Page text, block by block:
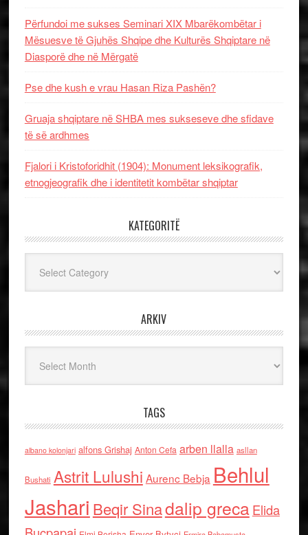
Përfundoi me sukses Seminari XIX Mbarëkombëtar i
Mësuesve të Gjuhës Shqipe dhe Kulturës Shqiptare në
Diasporë dhe në Mërgatë
Pse dhe kush e vrau Hasan Riza Pashën?
Gruaja shqiptare në SHBA mes sukseseve dhe sfidave
të së ardhmes
Fjalori i Kristoforidhit (1904): Monument leksikografik,
etnogjeografik dhe i identitetit kombëtar shqiptar
KATEGORITË
ARKIV
TAGS
albano kolonjari alfons Grishaj Anton Cefa arben llalla asllan
Bushati Astrit Lulushi Aurenc Bebja Behlul
Jashari Beqir Sinadalip grecaElida